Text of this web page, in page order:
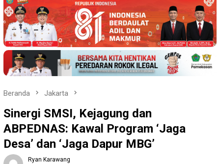
Beranda Jakarta
Sinergi SMSI, Kejagung dan
ABPEDNAS: Kawal Program ‘Jaga
Desa’ dan ‘Jaga Dapur MBG’
Ryan Karawang